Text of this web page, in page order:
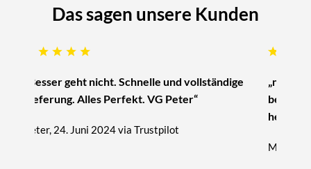
Das sagen unsere Kunden
„Besser geht nicht. Schnelle und vollständige
Lieferung. Alles Perfekt. VG Peter“
Peter, 24. Juni 2024 via Trustpilot
„nur zu
Michael,